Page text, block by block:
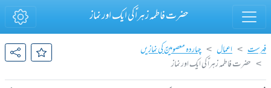
حضرت فاطمہ زہراؑ کی ایک اور نماز
فہرست اعمال
چہاردہ معصومینؑ کی نمازیں
حضرت فاطمہ زہراؑ کی ایک اور نماز